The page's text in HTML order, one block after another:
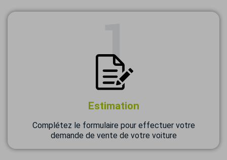
Estimation
Complétez le formulaire pour effectuer votre
demande de vente de votre voiture